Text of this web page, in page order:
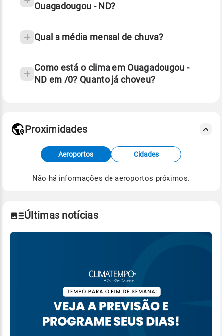
Ouagadougou - ND?
Qual a média mensal de chuva?
Como está o clima em Ouagadougou -
ND em /0? Quanto já choveu?
Fonte: dados combinados de estações
meteorológicas e satélite do Centro de Previsão
de Tempo e Estudos Climáticos (CPTEC).
Proximidades
Aeroportos Cidades
Não há informações de aeroportos próximos.
Últimas notícias